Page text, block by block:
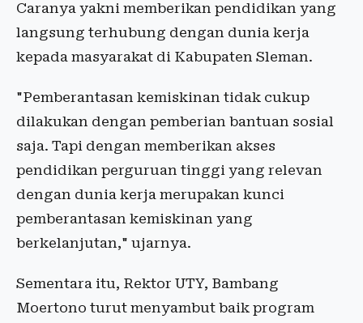
Caranya yakni memberikan pendidikan yang
langsung terhubung dengan dunia kerja
kepada masyarakat di Kabupaten Sleman.
"Pemberantasan kemiskinan tidak cukup
dilakukan dengan pemberian bantuan sosial
saja. Tapi dengan memberikan akses
pendidikan perguruan tinggi yang relevan
dengan dunia kerja merupakan kunci
pemberantasan kemiskinan yang
berkelanjutan," ujarnya.
Sementara itu, Rektor UTY, Bambang
Moertono turut menyambut baik program